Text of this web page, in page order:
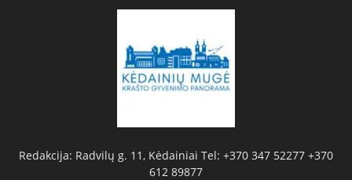
Redakcija: Radvilų g. 11, Kėdainiai Tel: +370 347 52277 +370
612 89877